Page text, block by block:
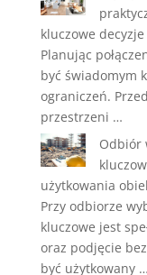
kluczowe
Planując
być świadomym
ograniczeń.
przestrzeni …
Odbiór
użytkowania
Przy odbiorze
kluczowe jest
oraz podjęcie
być użytkowany …